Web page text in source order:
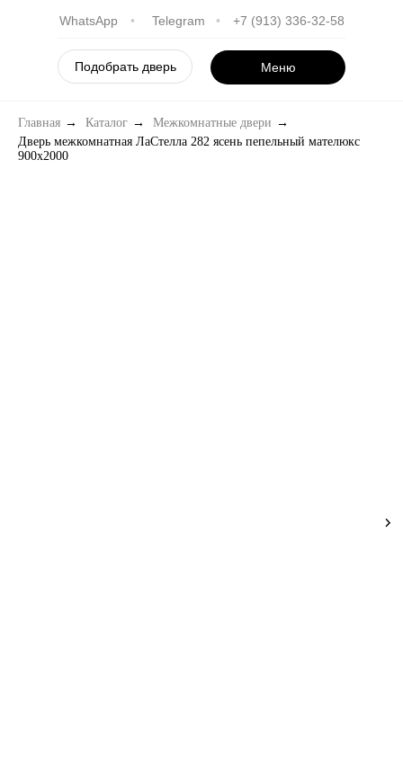
WhatsApp •
Telegram
• +7 (913) 336-32-58
Подобрать дверь Меню
Главная → Каталог → Межкомнатные двери →
Дверь межкомнатная ЛаСтелла 282 ясень пепельный мателюкс
900х2000